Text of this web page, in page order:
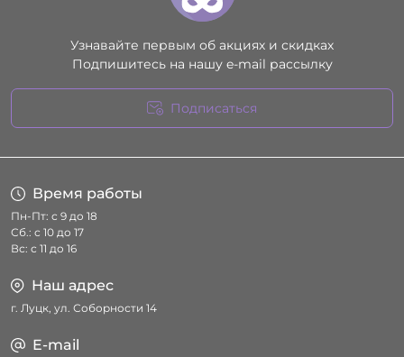
Узнавайте первым об акциях и скидках
Подпишитесь на нашу e-mail рассылку
Подписаться
Время работы
Пн-Пт: с 9 до 18
Сб.: с 10 до 17
Вс: с 11 до 16
Наш адрес
г. Луцк, ул. Соборности 14
E-mail